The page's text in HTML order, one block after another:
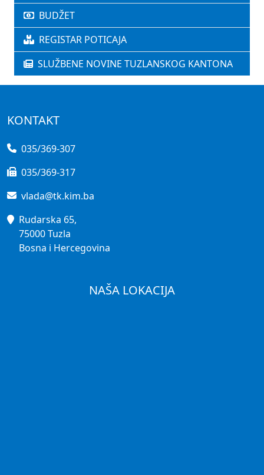
BUDŽET
REGISTAR POTICAJA
SLUŽBENE NOVINE TUZLANSKOG KANTONA
KONTAKT
035/369-307
035/369-317
vlada@tk.kim.ba
Rudarska 65,
75000 Tuzla
Bosna i Hercegovina
NAŠA LOKACIJA